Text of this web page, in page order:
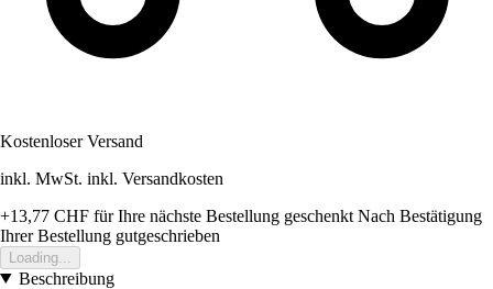
Kostenloser Versand
inkl. MwSt. inkl. Versandkosten
+13,77 CHF für Ihre nächste Bestellung geschenkt Nach Bestätigung
Ihrer Bestellung gutgeschrieben
Loading...
Beschreibung